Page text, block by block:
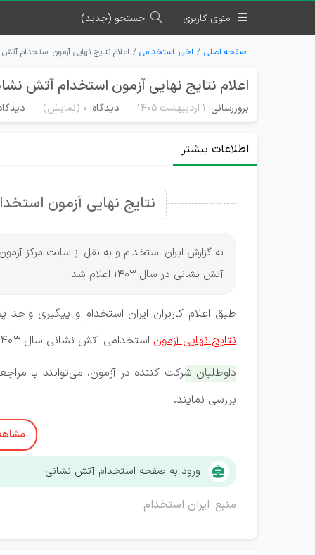
منوی کاربری جستجو (جدید)
صفحه اصلی اخبار استخدامی اعلام نتایج نهایی آزمون استخدام آتش
اعلام نتایج نهایی آزمون استخدام آتش نشانی
بروزرسانی: ۱ اردیبهشت ۱۴۰۵ دیدگاه: 0 (نمایش)
اطلاعات بیشتر
نتایج نهایی آزمون استخدامی
به گزارش ایران استخدام و به نقل از سایت مرکز
آتش نشانی در سال 1403 اعلام شد.
طبق اعلام کاربران ایران استخدام و پیگیری واحد
نتایج نهایی آزمون استخدامی آتش نشانی سال 1403 اعلام شده است.
داوطلبان شرکت کننده در آزمون، می‌توانند با
بررسی نمایند.
ورود به صفحه استخدام آتش نشانی
منبع: ایران استخدام